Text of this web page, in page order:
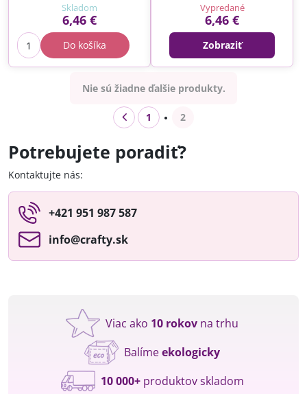
Skladom
6,46 €
Do košíka
Vypredané
6,46 €
Zobraziť
Nie sú žiadne ďalšie produkty.
1 2
Potrebujete poradiť?
Kontaktujte nás:
+421 951 987 587
info​@crafty​.sk
Viac ako 10 rokov na trhu
Balímeekologicky
10 000+produktov skladom